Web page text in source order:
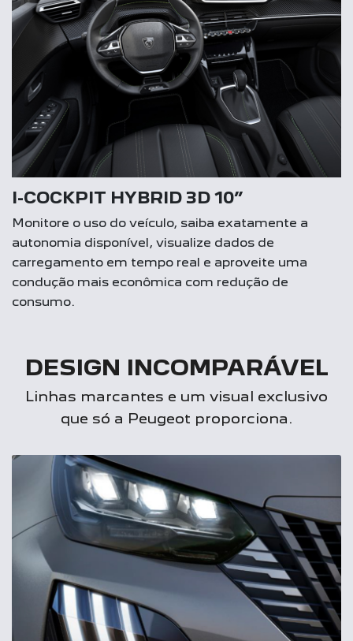
I-COCKPIT HYBRID 3D 10”
Monitore o uso do veículo, saiba exatamente a
autonomia disponível, visualize dados de
carregamento em tempo real e aproveite uma
condução mais econômica com redução de
consumo.
DESIGN INCOMPARÁVEL
Linhas marcantes e um visual exclusivo
que só a Peugeot proporciona.